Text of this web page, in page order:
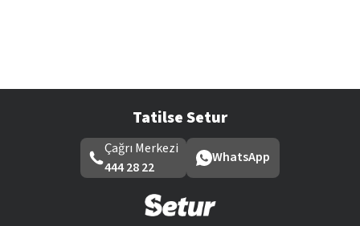
Tatilse Setur
Çağrı Merkezi
444 28 22
WhatsApp